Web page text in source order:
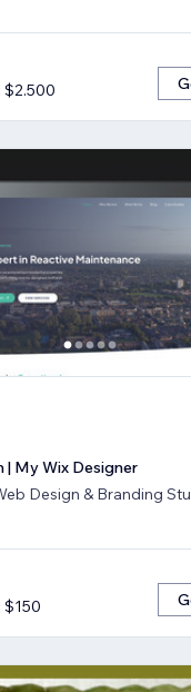
$2.500
| My Wix Designer
Design & Branding
$150